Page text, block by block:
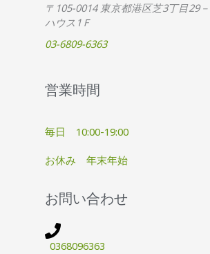
〒105-0014 東京都港区芝3丁目29
ハウス1Ｆ
03-6809-6363
営業時間
毎日 10:00-19:00
お休み 年末年始
お問い合わせ
0368096363